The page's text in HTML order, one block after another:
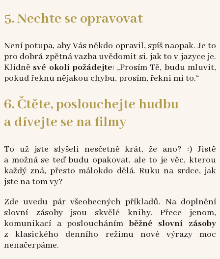
5. Nechte se opravovat
Není potupa, aby Vás někdo opravil, spíš naopak. Je to
pro dobrá zpětná vazba uvědomit si, jak to v jazyce je.
Klidně své okolí požádejte: „Prosím Tě, budu mluvit,
pokud řeknu nějakou chybu, prosím, řekni mi to.“
6. Čtěte, poslouchejte hudbu
a dívejte se na filmy
To už jste slyšeli nesčetně krát, že ano? :) Jistě
a možná se teď budu opakovat, ale to je věc, kterou
každý zná, přesto málokdo dělá. Ruku na srdce, jak
jste na tom vy?
Zde uvedu pár všeobecných příkladů. Na doplnění
slovní zásoby jsou skvělé knihy. Přece jenom,
komunikací a posloucháním běžné slovní zásoby
z klasického denního režimu nové výrazy moc
nenačerpáme.